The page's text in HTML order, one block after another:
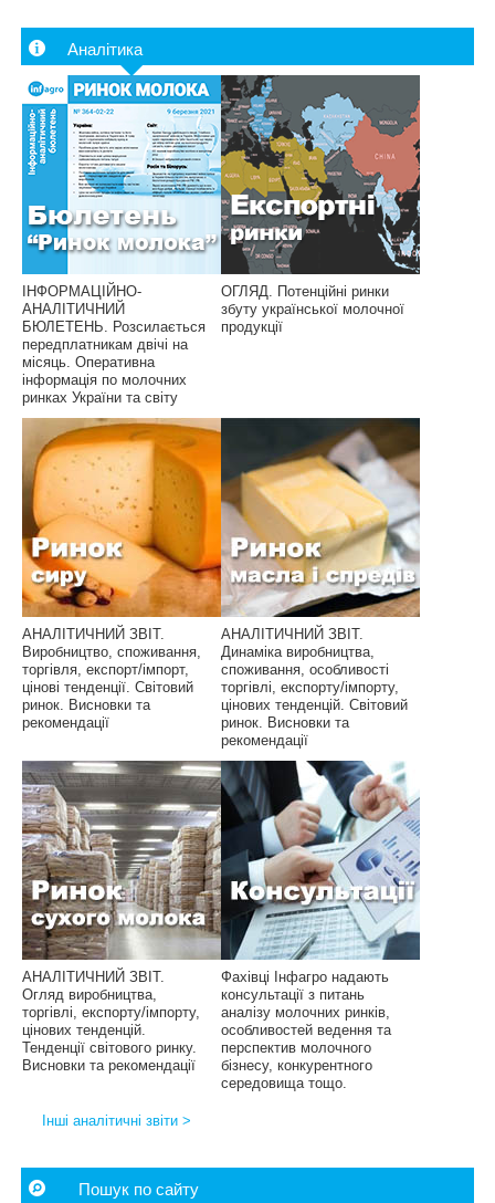
Аналітика
ІНФОРМАЦІЙНО-
АНАЛІТИЧНИЙ
БЮЛЕТЕНЬ. Розсилається
передплатникам двічі на
місяць. Оперативна
інформація по молочних
ринках України та світу
ОГЛЯД. Потенційні ринки
збуту української молочної
продукції
АНАЛІТИЧНИЙ ЗВІТ.
Виробництво, споживання,
торгівля, експорт/імпорт,
цінові тенденції. Світовий
ринок. Висновки та
рекомендації
АНАЛІТИЧНИЙ ЗВІТ.
Динаміка виробництва,
споживання, особливості
торгівлі, експорту/імпорту,
цінових тенденцій. Світовий
ринок. Висновки та
рекомендації
АНАЛІТИЧНИЙ ЗВІТ.
Огляд виробництва,
торгівлі, експорту/імпорту,
цінових тенденцій.
Тенденції світового ринку.
Висновки та рекомендації
Фахівці Інфагро надають
консультації з питань
аналізу молочних ринків,
особливостей ведення та
перспектив молочного
бізнесу, конкурентного
середовища тощо.
Інші аналітичні звіти >
Пошук по сайту